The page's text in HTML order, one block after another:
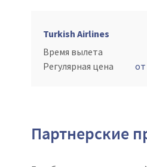
Turkish Airlines
Время вылета
Регулярная цена
от
Партнерские